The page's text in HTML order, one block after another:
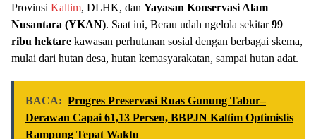
Provinsi Kaltim, DLHK, dan Yayasan Konservasi Alam
Nusantara (YKAN). Saat ini, Berau udah ngelola sekitar99
ribu hektare kawasan perhutanan sosial dengan berbagai skema,
mulai dari hutan desa, hutan kemasyarakatan, sampai hutan adat.
BACA: Progres Preservasi Ruas Gunung Tabur–
Derawan Capai 61,13 Persen, BBPJN Kaltim Optimistis
Rampung Tepat Waktu